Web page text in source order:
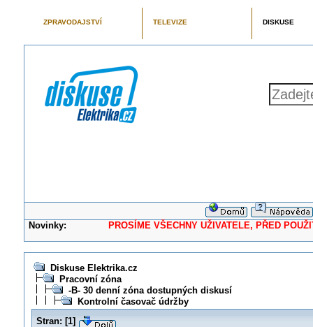
ZPRAVODAJSTVÍ TELEVIZE DISKUSE
Novinky: PROSÍME VŠECHNY UŽIVATELE, PŘED
Diskuse Elektrika.cz
Pracovní zóna
-B- 30 denní zóna dostupných diskusí
Kontrolní časovač údržby
Stran: [1]